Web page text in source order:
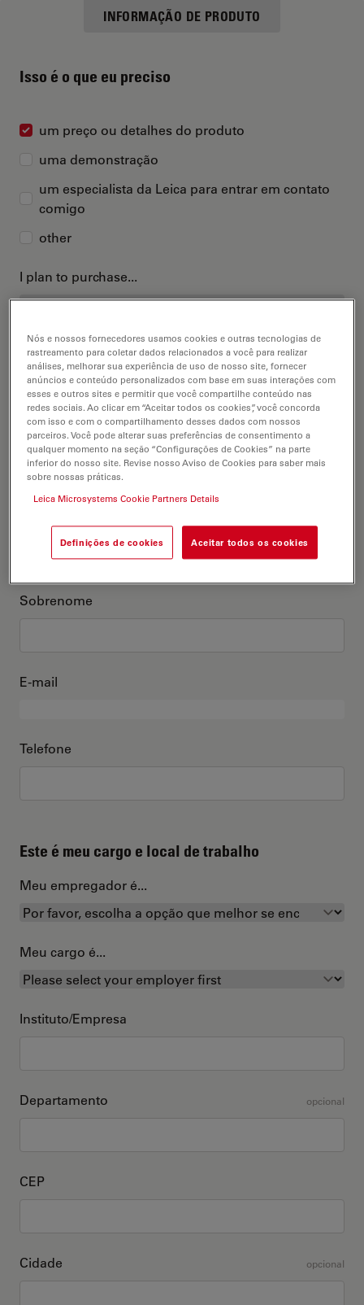
INFORMAÇÃO DE PRODUTO
Isso é o que eu preciso
um preço ou detalhes do produto
uma demonstração
um especialista da Leica para entrar em contato
comigo
other
I plan to purchase...
Este sou eu
Título acadêmico opcional
Sobrenome
E-mail
Telefone
Este é meu cargo e local de trabalho
Meu empregador é...
Meu cargo é...
Instituto/Empresa
Departamento opcional
CEP
Cidade opcional
Nós e nossos fornecedores usamos cookies e outras tecnologias de
rastreamento para coletar dados relacionados a você para realizar
análises, melhorar sua experiência de uso de nosso site, fornecer
anúncios e conteúdo personalizados com base em suas interações com
esses e outros sites e permitir que você compartilhe conteúdo nas
redes sociais. Ao clicar em “Aceitar todos os cookies”, você concorda
com isso e com o compartilhamento desses dados com nossos
parceiros. Você pode alterar suas preferências de consentimento a
qualquer momento na seção “Configurações de Cookies” na parte
inferior do nosso site. Revise nosso Aviso de Cookies para saber mais
sobre nossas práticas.
Leica Microsystems Cookie Partners Details
Definições de cookies Aceitar todos os cookies